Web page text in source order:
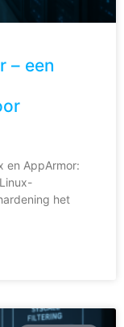
– een
en AppArmor:
het